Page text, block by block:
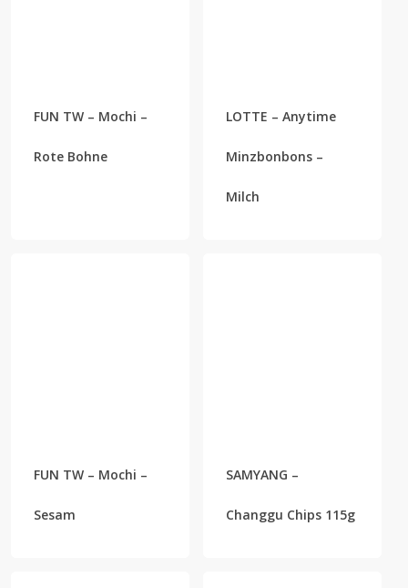
FUN TW – Mochi –
Rote Bohne
LOTTE – Anytime
Minzbonbons –
Milch
FUN TW – Mochi –
Sesam
SAMYANG –
Changgu Chips 115g